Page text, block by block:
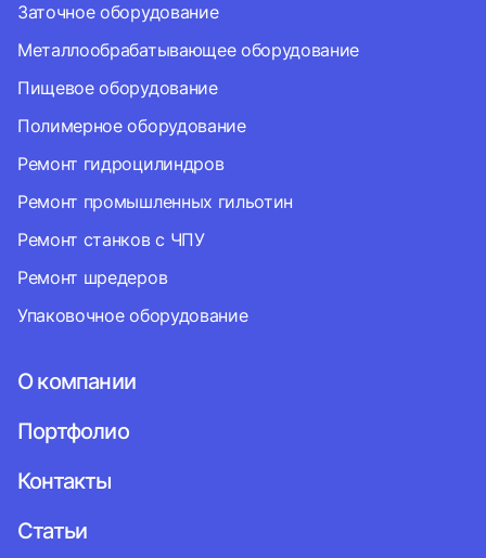
Заточное оборудование
Металлообрабатывающее оборудование
Пищевое оборудование
Полимерное оборудование
Ремонт гидроцилиндров
Ремонт промышленных гильотин
Ремонт станков с ЧПУ
Ремонт шредеров
Упаковочное оборудование
О компании
Портфолио
Контакты
Статьи